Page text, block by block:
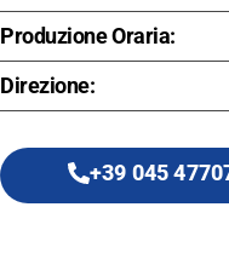
Produzione Oraria:
Direzione:
+39 045